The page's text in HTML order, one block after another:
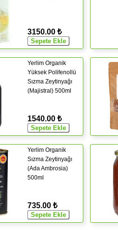
3150.00 ₺
Yerlim Organik
Yüksek Polifenollü
Sızma Zeytinyağı
(Majistral) 500ml
1540.00 ₺
Yerlim Organik
Sızma Zeytinyağı
(Ada Ambrosia)
500ml
735.00 ₺